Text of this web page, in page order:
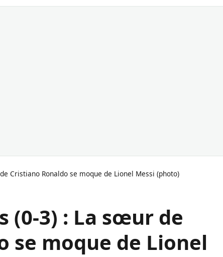
Cristiano Ronaldo se moque de Lionel Messi (photo)
(0-3) : La sœur de
se moque de Lionel